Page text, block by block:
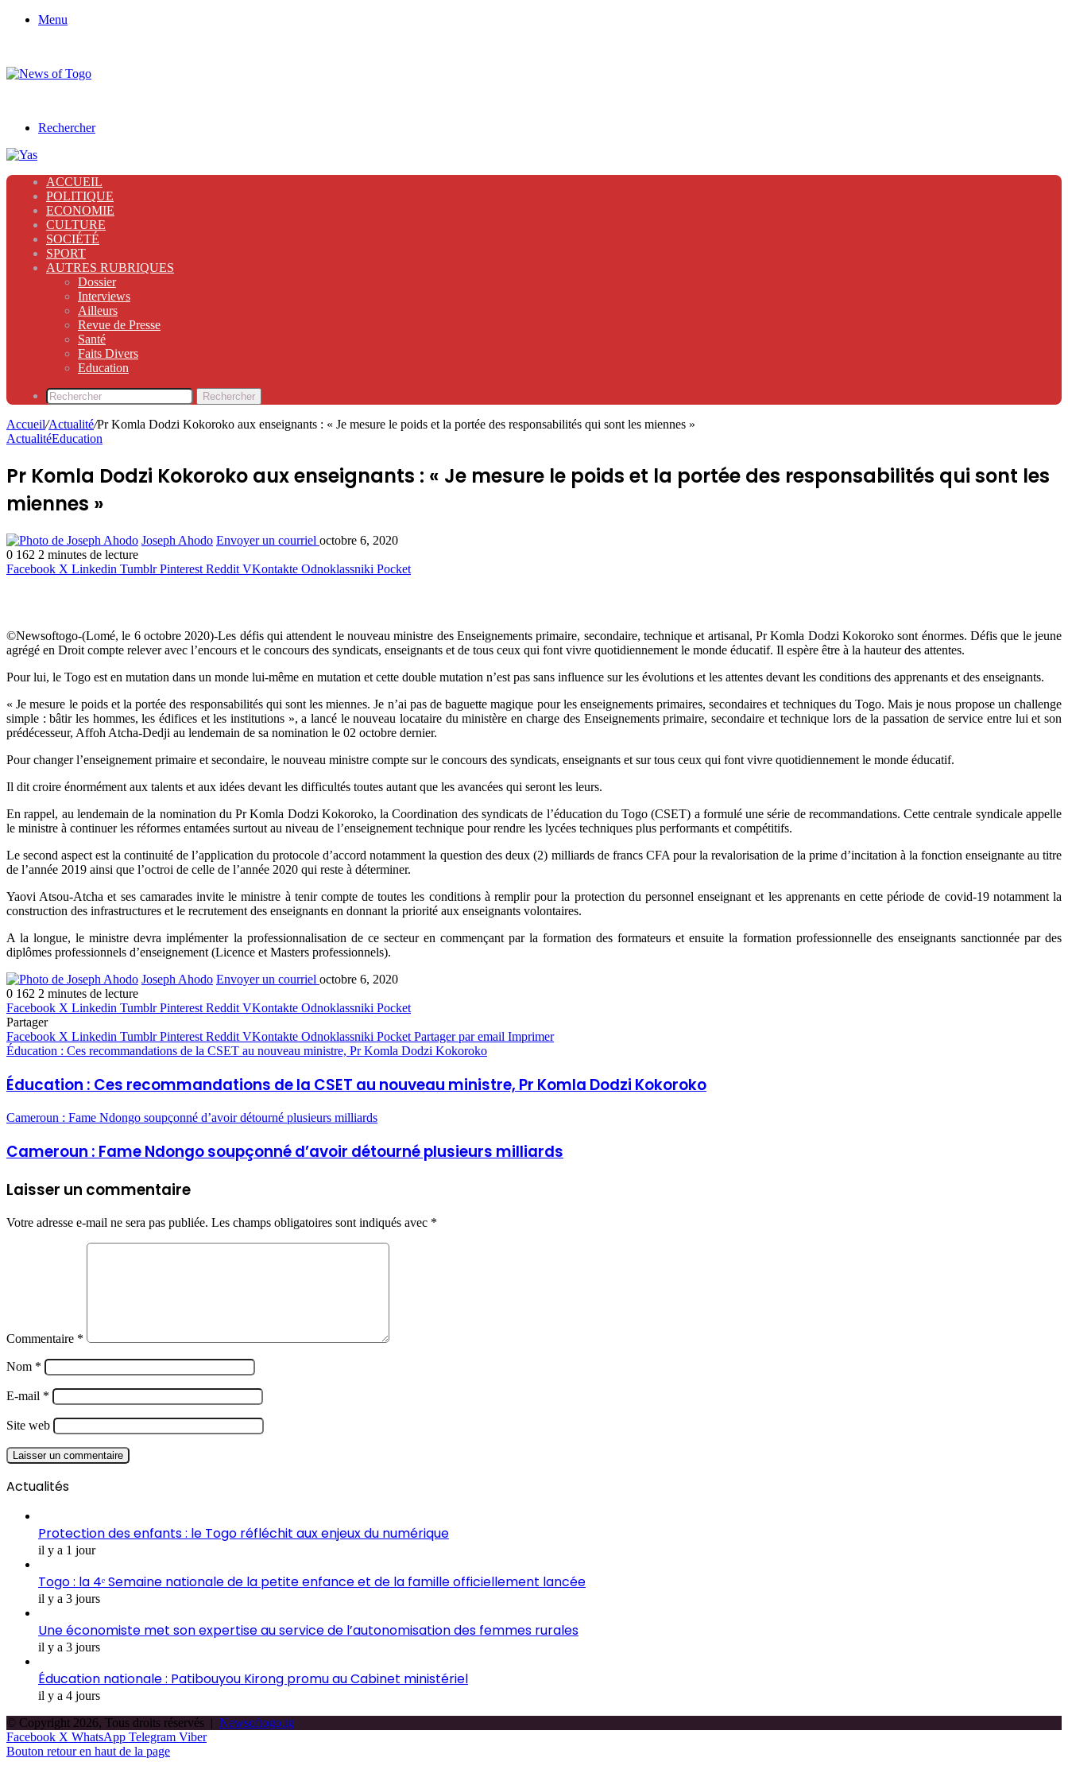
Menu
Rechercher
ACCUEIL
POLITIQUE
ECONOMIE
CULTURE
SOCIÉTÉ
SPORT
AUTRES RUBRIQUES
Dossier
Interviews
Ailleurs
Revue de Presse
Santé
Faits Divers
Education
Rechercher
Accueil/Actualité/Pr Komla Dodzi Kokoroko aux enseignants : « Je mesure le poids et la portée des responsabilités qui sont les miennes »
ActualitéEducation
Pr Komla Dodzi Kokoroko aux enseignants : « Je mesure le poids et la portée des responsabilités qui sont les
miennes »
Joseph Ahodo Envoyer un courriel octobre 6, 2020
0 162 2 minutes de lecture
Facebook X Linkedin Tumblr Pinterest Reddit VKontakte Odnoklassniki Pocket
©Newsoftogo-(Lomé, le 6 octobre 2020)-Les défis qui attendent le nouveau ministre des Enseignements primaire, secondaire, technique et artisanal, Pr Komla Dodzi Kokoroko sont énormes. Défis que le jeune
agrégé en Droit compte relever avec l’encours et le concours des syndicats, enseignants et de tous ceux qui font vivre quotidiennement le monde éducatif. Il espère être à la hauteur des attentes.
Pour lui, le Togo est en mutation dans un monde lui-même en mutation et cette double mutation n’est pas sans influence sur les évolutions et les attentes devant les conditions des apprenants et des enseignants.
« Je mesure le poids et la portée des responsabilités qui sont les miennes. Je n’ai pas de baguette magique pour les enseignements primaires, secondaires et techniques du Togo. Mais je nous propose un challenge
simple : bâtir les hommes, les édifices et les institutions », a lancé le nouveau locataire du ministère en charge des Enseignements primaire, secondaire et technique lors de la passation de service entre lui et son
prédécesseur, Affoh Atcha-Dedji au lendemain de sa nomination le 02 octobre dernier.
Pour changer l’enseignement primaire et secondaire, le nouveau ministre compte sur le concours des syndicats, enseignants et sur tous ceux qui font vivre quotidiennement le monde éducatif.
Il dit croire énormément aux talents et aux idées devant les difficultés toutes autant que les avancées qui seront les leurs.
En rappel, au lendemain de la nomination du Pr Komla Dodzi Kokoroko, la Coordination des syndicats de l’éducation du Togo (CSET) a formulé une série de recommandations. Cette centrale syndicale appelle
le ministre à continuer les réformes entamées surtout au niveau de l’enseignement technique pour rendre les lycées techniques plus performants et compétitifs.
Le second aspect est la continuité de l’application du protocole d’accord notamment la question des deux (2) milliards de francs CFA pour la revalorisation de la prime d’incitation à la fonction enseignante au titre
de l’année 2019 ainsi que l’octroi de celle de l’année 2020 qui reste à déterminer.
Yaovi Atsou-Atcha et ses camarades invite le ministre à tenir compte de toutes les conditions à remplir pour la protection du personnel enseignant et les apprenants en cette période de covid-19 notamment la
construction des infrastructures et le recrutement des enseignants en donnant la priorité aux enseignants volontaires.
A la longue, le ministre devra implémenter la professionnalisation de ce secteur en commençant par la formation des formateurs et ensuite la formation professionnelle des enseignants sanctionnée par des
diplômes professionnels d’enseignement (Licence et Masters professionnels).
Joseph Ahodo Envoyer un courriel octobre 6, 2020
0 162 2 minutes de lecture
Facebook X Linkedin Tumblr Pinterest Reddit VKontakte Odnoklassniki Pocket
Partager
Facebook X Linkedin Tumblr Pinterest Reddit VKontakte Odnoklassniki Pocket Partager par email Imprimer
Éducation : Ces recommandations de la CSET au nouveau ministre, Pr Komla Dodzi Kokoroko
Éducation : Ces recommandations de la CSET au nouveau ministre, Pr Komla Dodzi Kokoroko
Cameroun : Fame Ndongo soupçonné d’avoir détourné plusieurs milliards
Cameroun : Fame Ndongo soupçonné d’avoir détourné plusieurs milliards
Laisser un commentaire
Votre adresse e-mail ne sera pas publiée. Les champs obligatoires sont indiqués avec *
Commentaire *
Nom *
E-mail *
Site web
Actualités
Protection des enfants : le Togo réfléchit aux enjeux du numérique
il y a 1 jour
Togo : la 4ᵉ Semaine nationale de la petite enfance et de la famille officiellement lancée
il y a 3 jours
Une économiste met son expertise au service de l’autonomisation des femmes rurales
il y a 3 jours
Éducation nationale : Patibouyou Kirong promu au Cabinet ministériel
il y a 4 jours
© Copyright 2026, Tous droits réservés | Newsoftogo.tg
Facebook X WhatsApp Telegram Viber
Bouton retour en haut de la page